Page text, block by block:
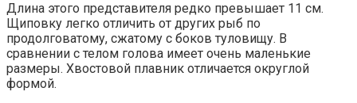
Длина этого представителя редко превышает 11 см.
Щиповку легко отличить от других рыб по
продолговатому, сжатому с боков туловищу. В
сравнении с телом голова имеет очень маленькие
размеры. Хвостовой плавник отличается округлой
формой.